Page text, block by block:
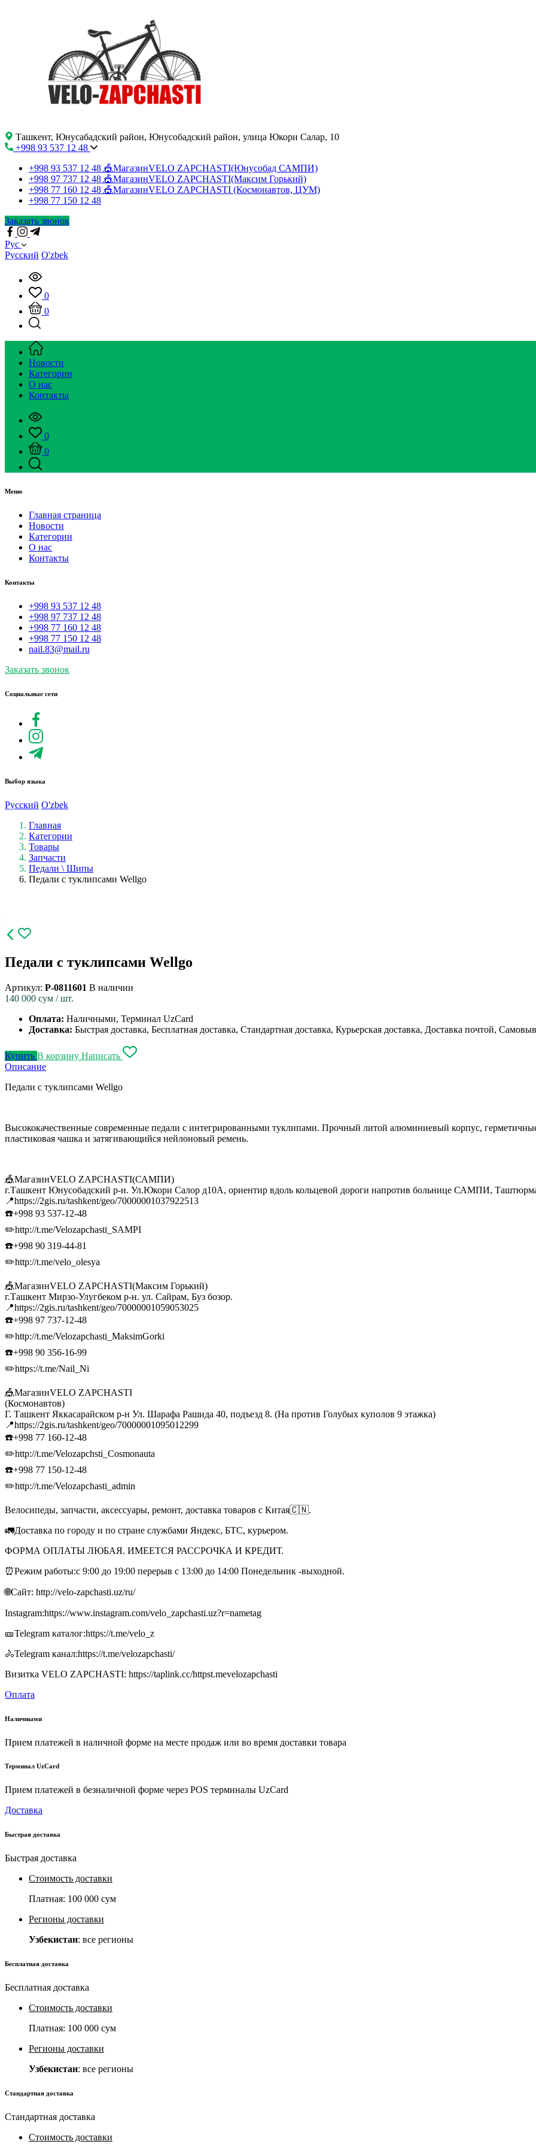
Ташкент, Юнусабадский район, Юнусобадский район, улица Юкори Салар, 10
+998 93 537 12 48
+998 93 537 12 48 🎪МагазинVELO ZAPCHASTI(Юнусобад САМПИ)
+998 97 737 12 48 🎪МагазинVELO ZAPCHASTI(Максим Горький)
+998 77 160 12 48 🎪МагазинVELO ZAPCHASTI (Космонавтов, ЦУМ)
+998 77 150 12 48
Заказать звонок
Рус
Русский O'zbek
0
0
Новости
Категории
О нас
Контакты
0
0
Меню
Главная страница
Новости
Категории
О нас
Контакты
Контакты
+998 93 537 12 48
+998 97 737 12 48
+998 77 160 12 48
+998 77 150 12 48
nail.83@mail.ru
Заказать звонок
Социальные сети
Выбор языка
Русский O'zbek
Главная
Категории
Товары
Запчасти
Педали \ Шипы
Педали с туклипсами Wellgo
Педали с туклипсами Wellgo
Артикул: P-0811601 В наличии
140 000 сум / шт.
Оплата: Наличными, Терминал UzCard
Доставка: Быстрая доставка, Бесплатная доставка, Стандартная доставка, Курьерская доставка, Доставка почтой,
Купить В корзину Написать
Описание
Педали с туклипсами Wellgo
Высококачественные современные педали с интегрированными туклипами. Прочный литой алюминиевый корпус,
пластиковая чашка и затягивающийся нейлоновый ремень.
🎪МагазинVELO ZAPCHASTI(САМПИ)
г.Ташкент Юнусобадский р-н. Ул.Юкори Салор д10А, ориентир вдоль кольцевой дороги напротив больнице САМПИ,
📍https://2gis.ru/tashkent/geo/70000001037922513
☎️+998 93 537-12-48
✏️http://t.me/Velozapchasti_SAMPI
☎️+998 90 319-44-81
✏️http://t.me/velo_olesya
🎪МагазинVELO ZAPCHASTI(Максим Горький)
г.Ташкент Мирзо-Улугбеком р-н. ул. Сайрам, Буз бозор.
📍https://2gis.ru/tashkent/geo/70000001059053025
☎️+998 97 737-12-48
✏️http://t.me/Velozapchasti_MaksimGorki
☎️+998 90 356-16-99
✏️https://t.me/Nail_Ni
🎪МагазинVELO ZAPCHASTI
(Космонавтов)
Г. Ташкент Яккасарайском р-н Ул. Шарафа Рашида 40, подъезд 8. (На против Голубых куполов 9 этажка)
📍https://2gis.ru/tashkent/geo/70000001095012299
☎️+998 77 160-12-48
✏️http://t.me/Velozapchsti_Cosmonauta
☎️+998 77 150-12-48
✏️http://t.me/Velozapchasti_admin
Велосипеды, запчасти, аксессуары, ремонт, доставка товаров с Китая🇨🇳.
🚛Доставка по городу и по стране службами Яндекс, БТС, курьером.
ФОРМА ОПЛАТЫ ЛЮБАЯ. ИМЕЕТСЯ РАССРОЧКА И КРЕДИТ.
⏰Режим работы:с 9:00 до 19:00 перерыв с 13:00 до 14:00 Понедельник -выходной.
🌐Сайт: http://velo-zapchasti.uz/ru/
Instagram:https://www.instagram.com/velo_zapchasti.uz?r=nametag
🎫Telegram каталог:https://t.me/velo_z
🚴Telegram канал:https://t.me/velozapchasti/
Визитка VELO ZAPCHASTI: https://taplink.cc/httpst.mevelozapchasti
Оплата
Наличными
Прием платежей в наличной форме на месте продаж или во время доставки товара
Терминал UzCard
Прием платежей в безналичной форме через POS терминалы UzCard
Доставка
Быстрая доставка
Быстрая доставка
Стоимость доставки
Платная: 100 000 сум
Регионы доставки
Узбекистан: все регионы
Бесплатная доставка
Бесплатная доставка
Стоимость доставки
Платная: 100 000 сум
Регионы доставки
Узбекистан: все регионы
Стандартная доставка
Стандартная доставка
Стоимость доставки